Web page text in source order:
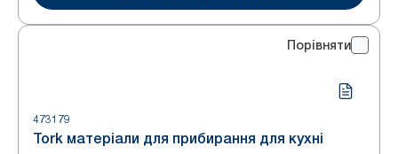
Порівняти
473179
Tork матеріали для прибирання для кухні